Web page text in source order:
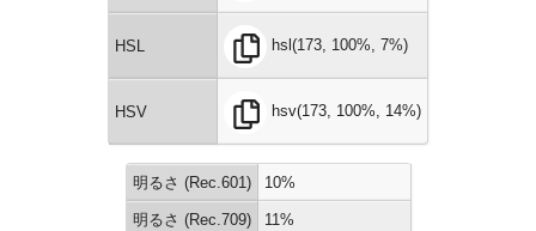
HSL hsl(173, 100%, 7%)
HSV hsv(173, 100%, 14%)
明るさ (Rec.601) 10%
明るさ (Rec.709) 11%